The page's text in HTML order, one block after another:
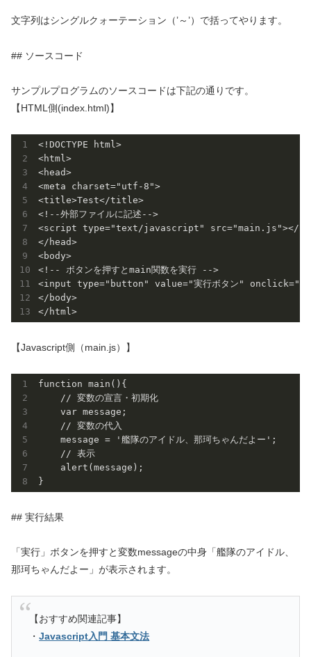
文字列はシングルクォーテーション（’～’）で括ってやります。
## ソースコード
サンプルプログラムのソースコードは下記の通りです。
【HTML側(index.html)】
<!DOCTYPE html>
<html>
<head>
<meta charset="utf-8">
<title>Test</title>
<!--外部ファイルに記述-->
<script type="text/javascript" src="main.js"></
</head>
<body>
<!-- ボタンを押すとmain関数を実行 -->
<input type="button" value="実行ボタン"
</body>
【Javascript側（main.js）】
function main(){
    // 変数の宣言・初期化
    var message;
    // 変数の代入
    message = '艦隊のアイドル、那珂ちゃんだよー';
    // 表示
    alert(message);
## 実行結果
「実行」ボタンを押すと変数messageの中身「艦隊のアイドル、
那珂ちゃんだよー」が表示されます。
【おすすめ関連記事】
・Javascript入門 基本文法